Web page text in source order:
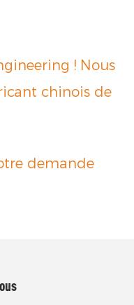
! Nous
chinois de
demande